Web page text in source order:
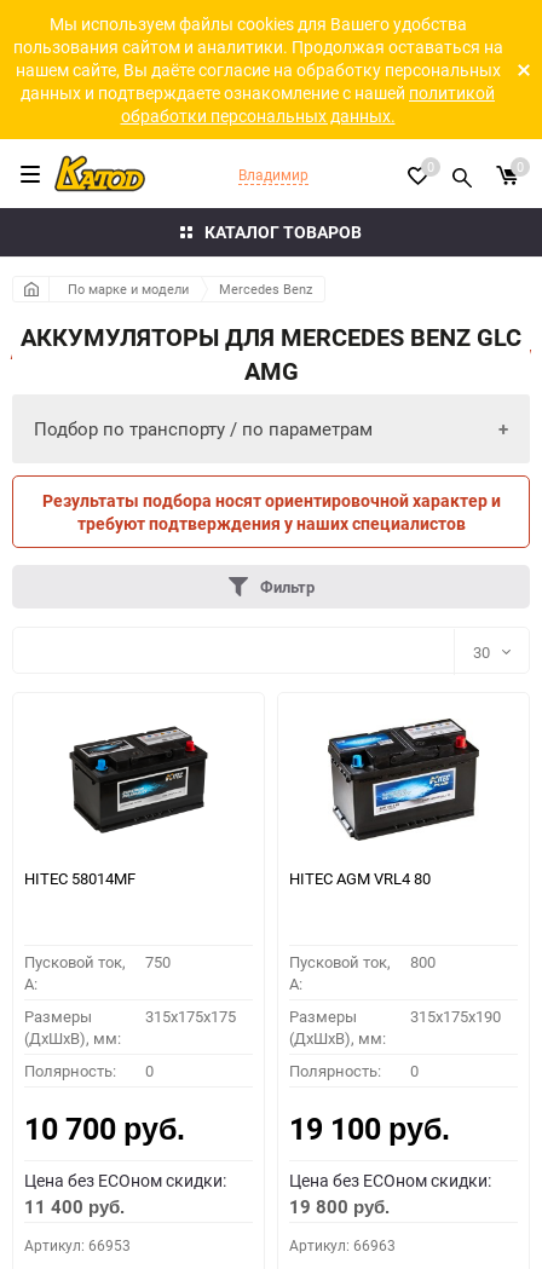
Мы используем файлы cookies для Вашего удобства
пользования сайтом и аналитики. Продолжая оставаться на
нашем сайте, Вы даёте согласие на обработку персональных
данных и подтверждаете ознакомление с нашей политикой
обработки персональных данных.
КАТАЛОГ ТОВАРОВ
Владимир 0 0
По марке и модели Mercedes Benz
АККУМУЛЯТОРЫ ДЛЯ MERCEDES BENZ GLC
AMG
Подбор по транспорту / по параметрам
ПО ТРАНСПОРТУ ПО ПАРАМЕТРАМ
ПОДОБРАТЬ
Как определить полярность?
0 - обратная 1 - прямая 3 - обратная 4 - прямая
Результаты подбора носят ориентировочной характер и
требуют подтверждения у наших специалистов
Фильтр
30
30
60
90
HITEC 58014MF
Пусковой ток,
A:
750
Размеры
(ДхШхВ), мм:
315x175x175
Полярность: 0
10 700 руб.
Цена без ECOном скидки:
11 400 руб.
Артикул: 66953
HITEC AGM VRL4 80
Пусковой ток,
A:
800
Размеры
(ДхШхВ), мм:
315x175x190
Полярность: 0
19 100 руб.
Цена без ECOном скидки:
19 800 руб.
Артикул: 66963